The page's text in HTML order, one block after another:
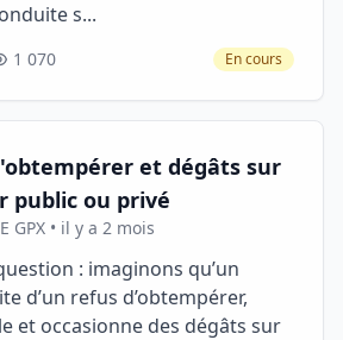
s...
1 070 En cours
et dégâts sur
public ou privé
GPX • il y a 2 mois
: imaginons qu’un
d’un refus d’obtempérer,
et occasionne des dégâts sur